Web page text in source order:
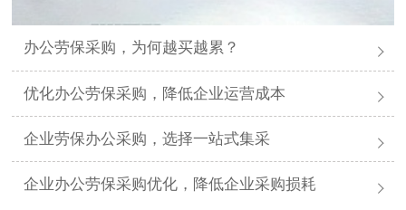
办公劳保采购，为何越买越累？
优化办公劳保采购，降低企业运营成本
企业劳保办公采购，选择一站式集采
企业办公劳保采购优化，降低企业采购损耗